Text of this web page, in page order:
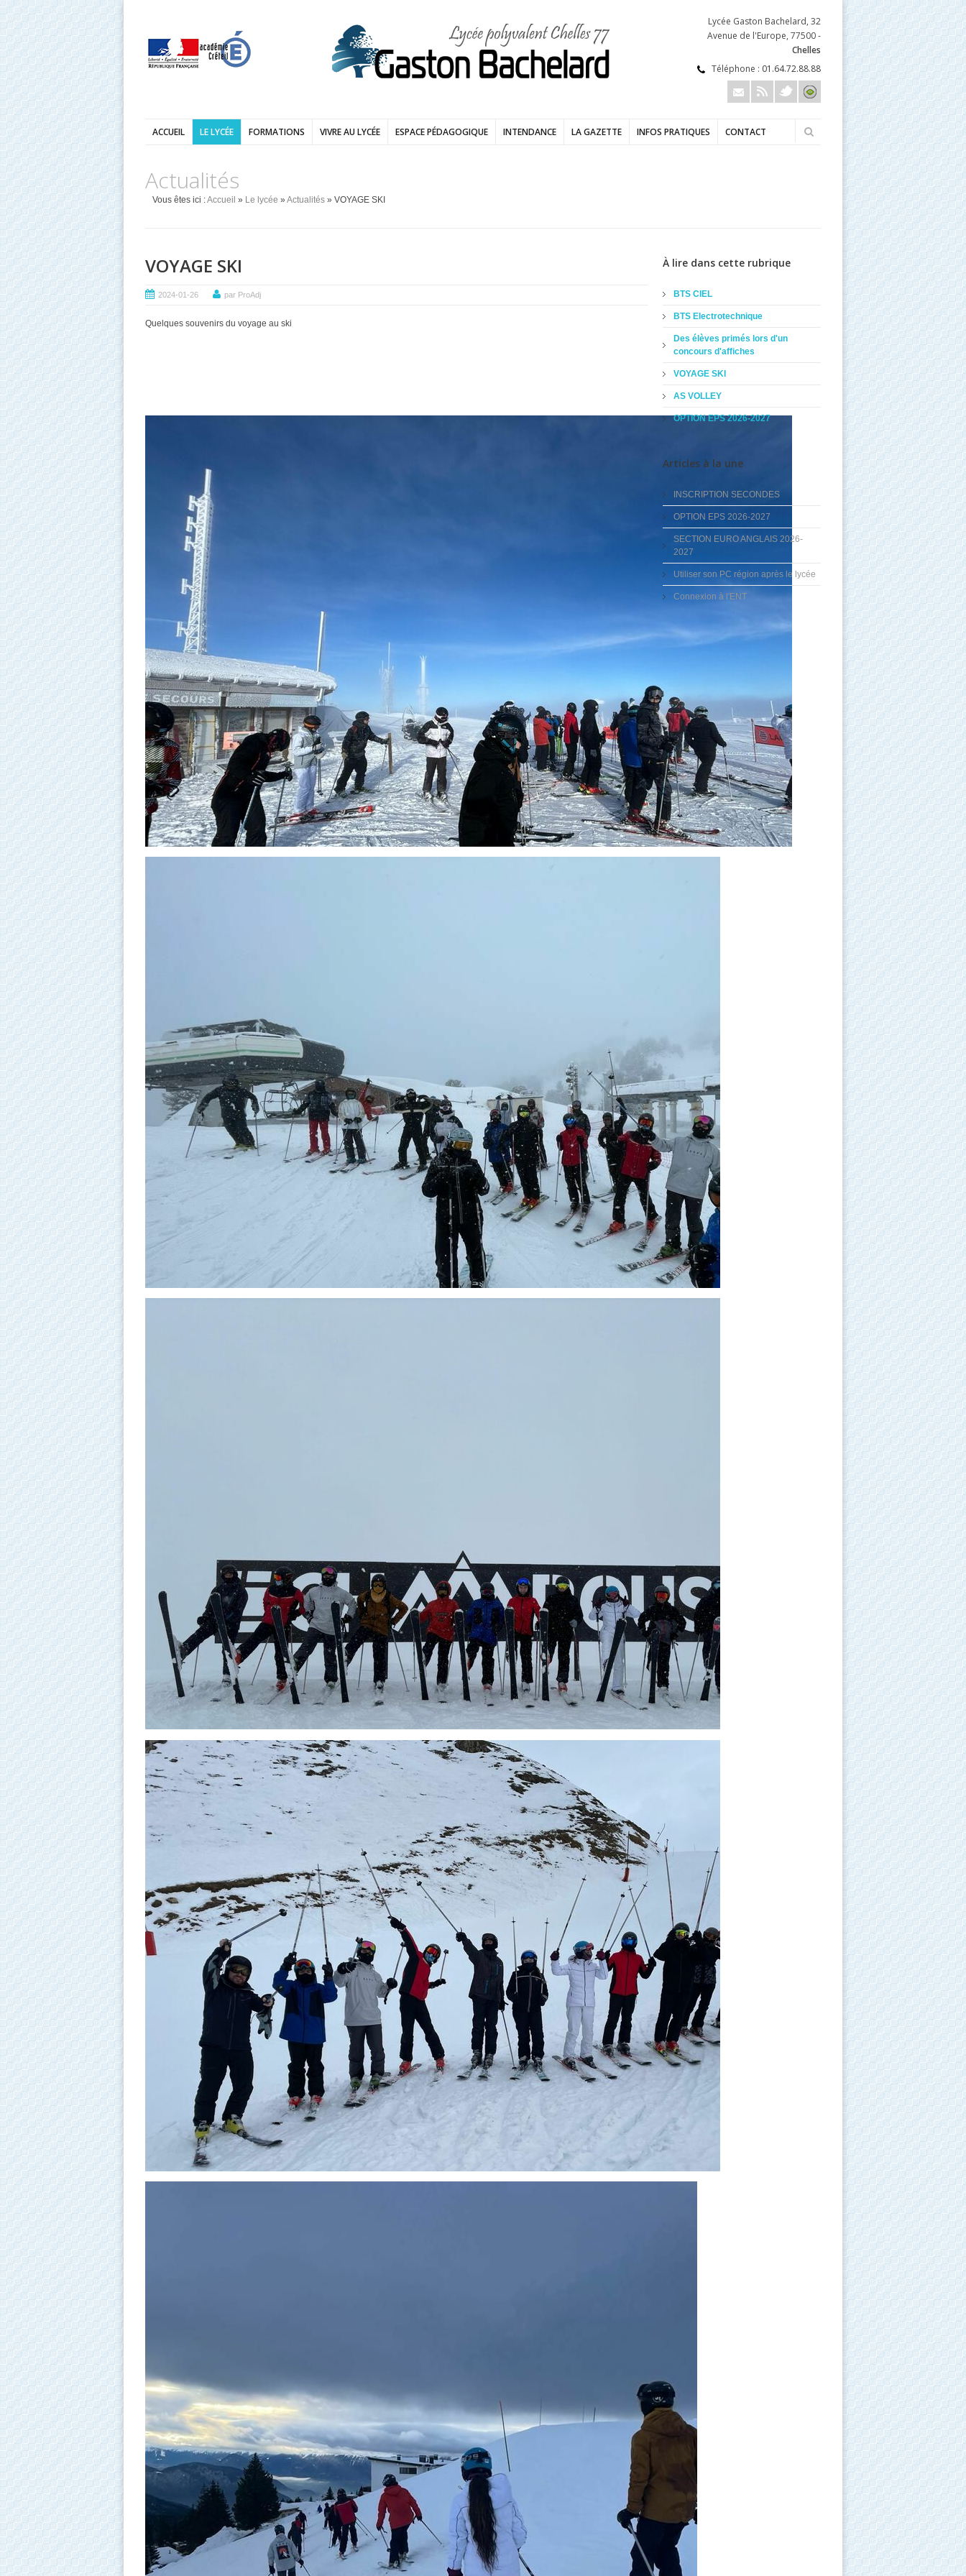
Lycée Gaston Bachelard, 32
Avenue de l'Europe, 77500 -
Chelles
Téléphone : 01.64.72.88.88
ACCUEIL LE LYCÉE FORMATIONS VIVRE AU LYCÉE ESPACE PÉDAGOGIQUE INTENDANCE LA GAZETTE INFOS PRATIQUES CONTACT
Actualités
Vous êtes ici :Accueil » Le lycée » Actualités » VOYAGE SKI
VOYAGE SKI
2024-01-26 par ProAdj
Quelques souvenirs du voyage au ski
À lire dans cette rubrique
BTS CIEL
BTS Electrotechnique
Des élèves primés lors d'un
concours d'affiches
VOYAGE SKI
AS VOLLEY
OPTION EPS 2026-2027
Articles à la une
INSCRIPTION SECONDES
OPTION EPS 2026-2027
SECTION EURO ANGLAIS 2026-
2027
Utiliser son PC région après le lycée
Connexion à l'ENT